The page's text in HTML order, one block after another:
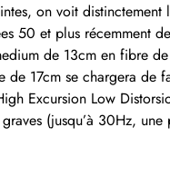
on voit
50 et plus récemment
de 13cm en fibre
de 17cm se chargera de
Excursion Low
(jusqu’à 30Hz,